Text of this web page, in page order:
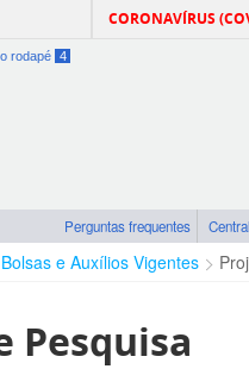
CORONAVÍRUS
rodapé 4
Perguntas frequentes
Bolsas e Auxílios Vigentes
Pesquisa